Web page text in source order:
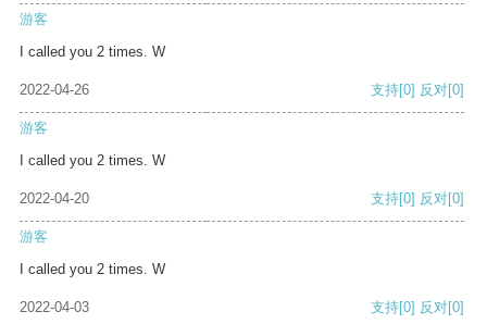
游客
I called you 2 times. W
2022-04-26 支持[0] 反对[0]
游客
I called you 2 times. W
2022-04-20 支持[0] 反对[0]
游客
I called you 2 times. W
2022-04-03 支持[0] 反对[0]